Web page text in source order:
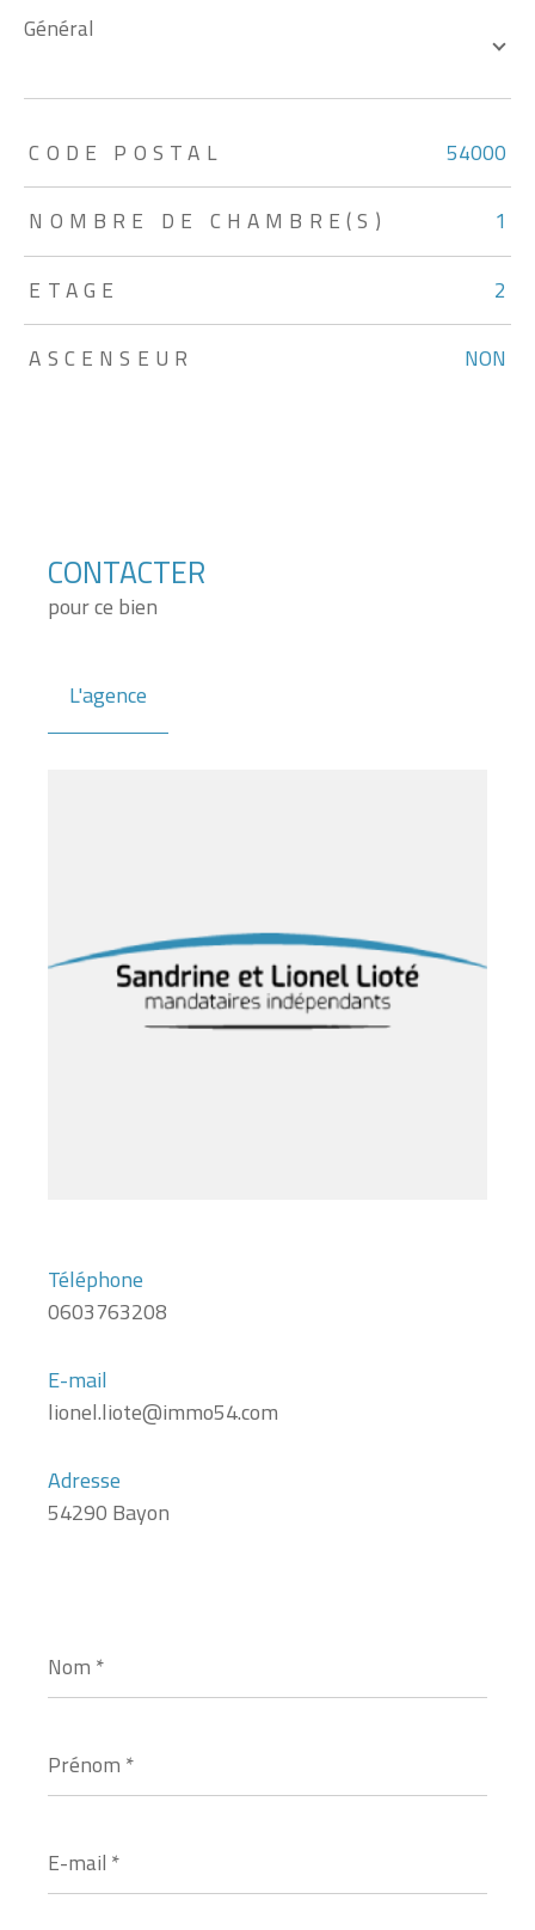
général
TRAD_ZEPHYR_Caracteristique TRAD_ZEPHYR_Valeurs
CODE POSTAL
54000
NOMBRE DE CHAMBRE(S)
1
ETAGE
2
ASCENSEUR
NON
CONTACTER
pour ce bien
L'agence
Téléphone
0603763208
E-mail
lionel.liote@immo54.com
Adresse
54290 Bayon
*
*
mail
*